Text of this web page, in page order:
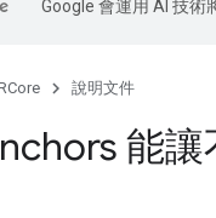
Google 會運用 AI 技術
說明文件
能讓